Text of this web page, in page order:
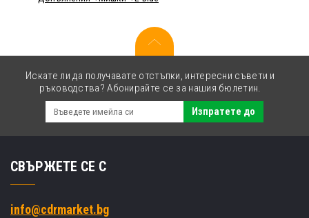
Искате ли да получавате отстъпки, интересни съвети и
ръководства? Абонирайте се за нашия бюлетин.
Изпратете до
СВЪРЖЕТЕ СЕ С
info@cdrmarket.bg